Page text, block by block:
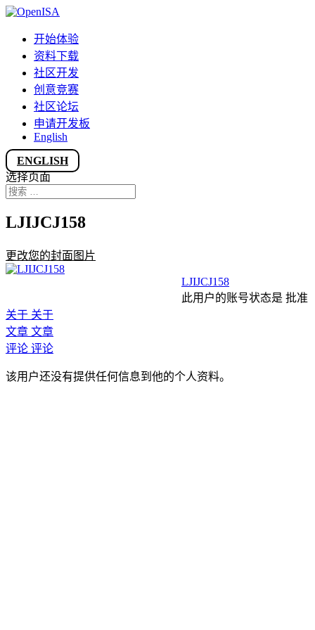
开始体验
资料下载
社区开发
创意竞赛
社区论坛
申请开发板
English
ENGLISH
选择页面
LJIJCJ158
更改您的封面图片
LJIJCJ158
此用户的账号状态是 批准
关于 关于
文章 文章
评论 评论
该用户还没有提供任何信息到他的个人资料。